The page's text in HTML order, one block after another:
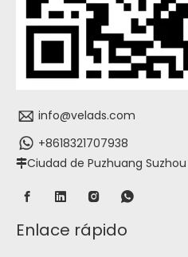
info@velads.com
+8618321707938
Ciudad de Puzhuang Suzhou
Enlace rápido